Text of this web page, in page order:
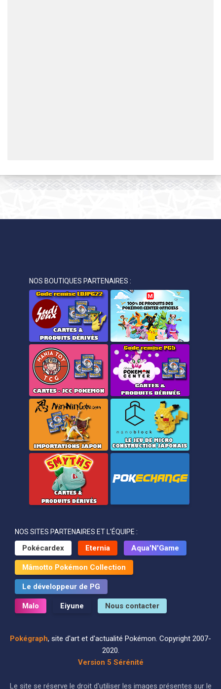
NOS BOUTIQUES PARTENAIRES :
NOS SITES PARTENAIRES ET L’ÉQUIPE :
Pokécardex Eternia Aqua'N'Game
Mâmotto Pokémon Collection
Le développeur de PG
Malo Eiyune Nous contacter
Pokégraph, site d'art et d'actualité Pokémon. Copyright 2007-
2020.
Version 5 Sérénité
Le site se réserve le droit d'utiliser les images présentes sur le